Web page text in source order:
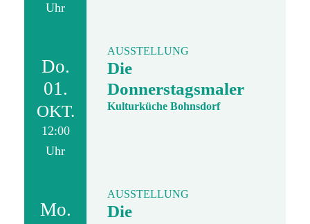
Uhr
Do.
01.
OKT.
12:00
Uhr
AUSSTELLUNG
Die
Donnerstagsmaler
Kulturküche Bohnsdorf
Mo.
AUSSTELLUNG
Die